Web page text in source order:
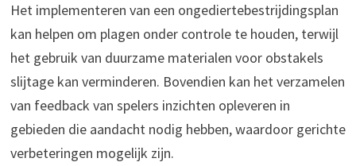
Het implementeren van een ongediertebestrijdingsplan
kan helpen om plagen onder controle te houden, terwijl
het gebruik van duurzame materialen voor obstakels
slijtage kan verminderen. Bovendien kan het verzamelen
van feedback van spelers inzichten opleveren in
gebieden die aandacht nodig hebben, waardoor gerichte
verbeteringen mogelijk zijn.